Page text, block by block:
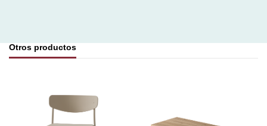
Otros productos